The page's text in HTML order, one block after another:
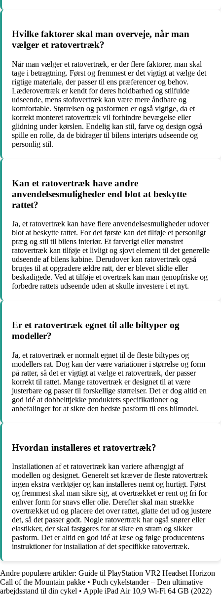
Hvilke faktorer skal man overveje, når man
vælger et ratovertræk?
Når man vælger et ratovertræk, er der flere faktorer, man skal
tage i betragtning. Først og fremmest er det vigtigt at vælge det
rigtige materiale, der passer til ens præferencer og behov.
Læderovertræk er kendt for deres holdbarhed og stilfulde
udseende, mens stofovertræk kan være mere åndbare og
komfortable. Størrelsen og pasformen er også vigtige, da et
korrekt monteret ratovertræk vil forhindre bevægelse eller
glidning under kørslen. Endelig kan stil, farve og design også
spille en rolle, da de bidrager til bilens interiørs udseende og
personlig stil.
Kan et ratovertræk have andre
anvendelsesmuligheder end blot at beskytte
rattet?
Ja, et ratovertræk kan have flere anvendelsesmuligheder udover
blot at beskytte rattet. For det første kan det tilføje et personligt
præg og stil til bilens interiør. Et farverigt eller mønstret
ratovertræk kan tilføje et livligt og sjovt element til det generelle
udseende af bilens kabine. Derudover kan ratovertræk også
bruges til at opgradere ældre ratt, der er blevet slidte eller
beskadigede. Ved at tilføje et overtræk kan man genopfriske og
forbedre rattets udseende uden at skulle investere i et nyt.
Er et ratovertræk egnet til alle biltyper og
modeller?
Ja, et ratovertræk er normalt egnet til de fleste biltypes og
modellers rat. Dog kan der være variationer i størrelse og form
på ratter, så det er vigtigt at vælge et ratovertræk, der passer
korrekt til rattet. Mange ratovertræk er designet til at være
justerbare og passer til forskellige størrelser. Det er dog altid en
god idé at dobbelttjekke produktets specifikationer og
anbefalinger for at sikre den bedste pasform til ens bilmodel.
Hvordan installeres et ratovertræk?
Installationen af et ratovertræk kan variere afhængigt af
modellen og designet. Generelt set kræver de fleste ratovertræk
ingen ekstra værktøjer og kan installeres nemt og hurtigt. Først
og fremmest skal man sikre sig, at overtrækket er rent og fri for
enhver form for snavs eller olie. Derefter skal man strække
overtrækket ud og placere det over rattet, glatte det ud og justere
det, så det passer godt. Nogle ratovertræk har også snører eller
elastikker, der skal fastgøres for at sikre en stram og sikker
pasform. Det er altid en god idé at læse og følge producentens
instruktioner for installation af det specifikke ratovertræk.
Andre populære artikler: Guide til PlayStation VR2 Headset Horizon
Call of the Mountain pakke • Puch cykelstander – Den ultimative
arbejdsstand til din cykel • Apple iPad Air 10,9 Wi-Fi 64 GB (2022)